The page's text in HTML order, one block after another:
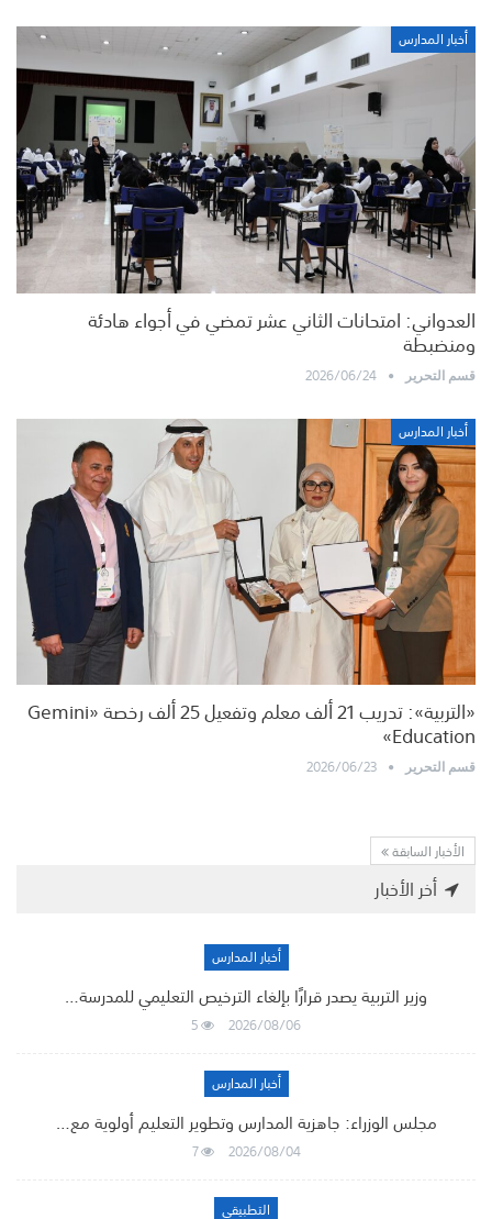
أخبار المدارس
العدواني: امتحانات الثاني عشر تمضي في أجواء هادئة
ومنضبطة
قسم التحرير
2026/06/24
أخبار المدارس
«التربية»: تدريب 21 ألف معلم وتفعيل 25 ألف رخصة «Gemini
Education»
قسم التحرير 2026/06/23
الأخبار السابقة
أخر الأخبار
أخبار المدارس
وزير التربية يصدر قرارًا بإلغاء الترخيص التعليمي للمدرسة…
2026/08/06
5
أخبار المدارس
مجلس الوزراء: جاهزية المدارس وتطوير التعليم أولوية مع…
2026/08/04
7
التطبيقي